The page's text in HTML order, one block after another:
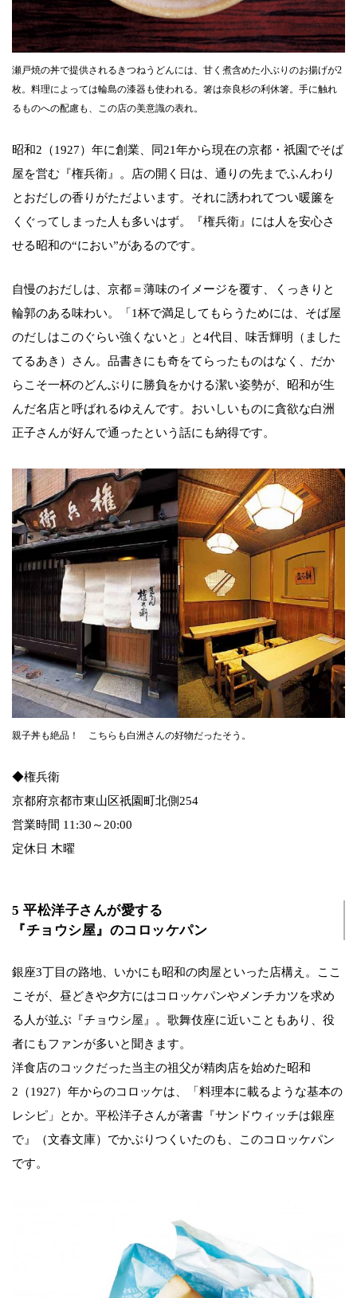
瀬戸焼の丼で提供されるきつねうどんには、甘く煮含めた小ぶりのお揚げが2
枚。料理によっては輪島の漆器も使われる。箸は奈良杉の利休箸。手に触れ
るものへの配慮も、この店の美意識の表れ。
昭和2（1927）年に創業、同21年から現在の京都・祇園でそば
屋を営む『権兵衛』。店の開く日は、通りの先までふんわり
とおだしの香りがただよいます。それに誘われてつい暖簾を
くぐってしまった人も多いはず。『権兵衛』には人を安心さ
せる昭和の“におい”があるのです。
自慢のおだしは、京都＝薄味のイメージを覆す、くっきりと
輪郭のある味わい。「1杯で満足してもらうためには、そば屋
のだしはこのぐらい強くないと」と4代目、味舌輝明（ました
てるあき）さん。品書きにも奇をてらったものはなく、だか
らこそ一杯のどんぶりに勝負をかける潔い姿勢が、昭和が生
んだ名店と呼ばれるゆえんです。おいしいものに貪欲な白洲
正子さんが好んで通ったという話にも納得です。
親子丼も絶品！ こちらも白洲さんの好物だったそう。
◆権兵衛
京都府京都市東山区祇園町北側254
営業時間 11:30～20:00
定休日 木曜
5 平松洋子さんが愛する
『チョウシ屋』のコロッケパン
銀座3丁目の路地、いかにも昭和の肉屋といった店構え。ここ
こそが、昼どきや夕方にはコロッケパンやメンチカツを求め
る人が並ぶ『チョウシ屋』。歌舞伎座に近いこともあり、役
者にもファンが多いと聞きます。
洋食店のコックだった当主の祖父が精肉店を始めた昭和
2（1927）年からのコロッケは、「料理本に載るような基本の
レシピ」とか。平松洋子さんが著書『サンドウィッチは銀座
で』（文春文庫）でかぶりつくいたのも、このコロッケパン
です。